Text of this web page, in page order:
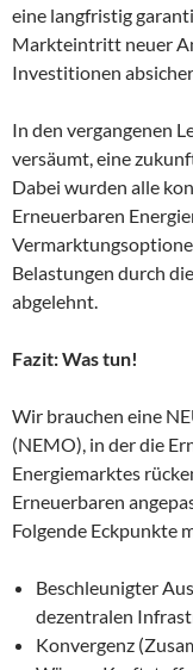
eine langfristig
Markteintritt neuer
Investitionen
In den vergangenen
versäumt, eine
Dabei wurden alle
Erneuerbaren
Belastungen durch
abgelehnt.
Fazit: Was tun!
Wir brauchen eine
(NEMO), in der die
Energiemarktes
Erneuerbaren
Folgende Eckpunkte
Beschleunigter
dezentralen
Konvergenz